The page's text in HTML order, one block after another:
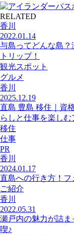
RELATED
香川
2022.01.14
与島ってどんな島
トリップ！
観光スポット
グルメ
香川
2025.12.19
直島 豊島 移住｜資
らしと仕事を楽しむ
移住
仕事
PR
香川
2024.01.17
直島への行き方！
ご紹介
香川
2022.05.31
瀬戸内の魅力が詰
喫♪